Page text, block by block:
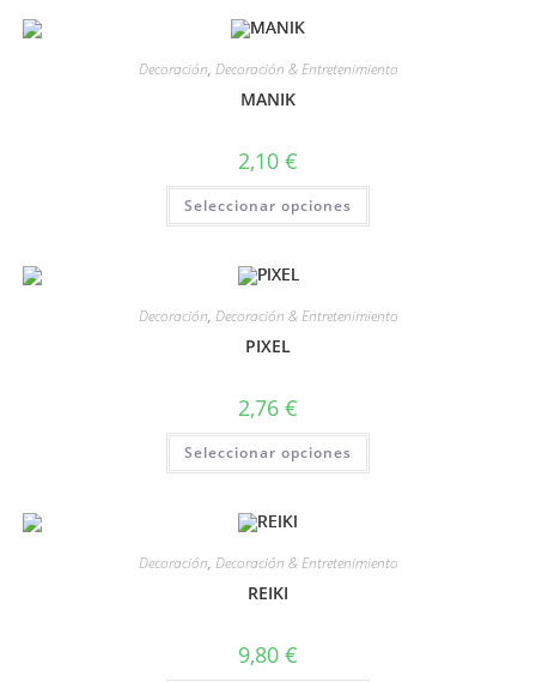
Decoración, Decoración & Entretenimiento
MANIK
2,10 €
Seleccionar opciones
Decoración, Decoración & Entretenimiento
PIXEL
2,76 €
Seleccionar opciones
Decoración, Decoración & Entretenimiento
REIKI
9,80 €